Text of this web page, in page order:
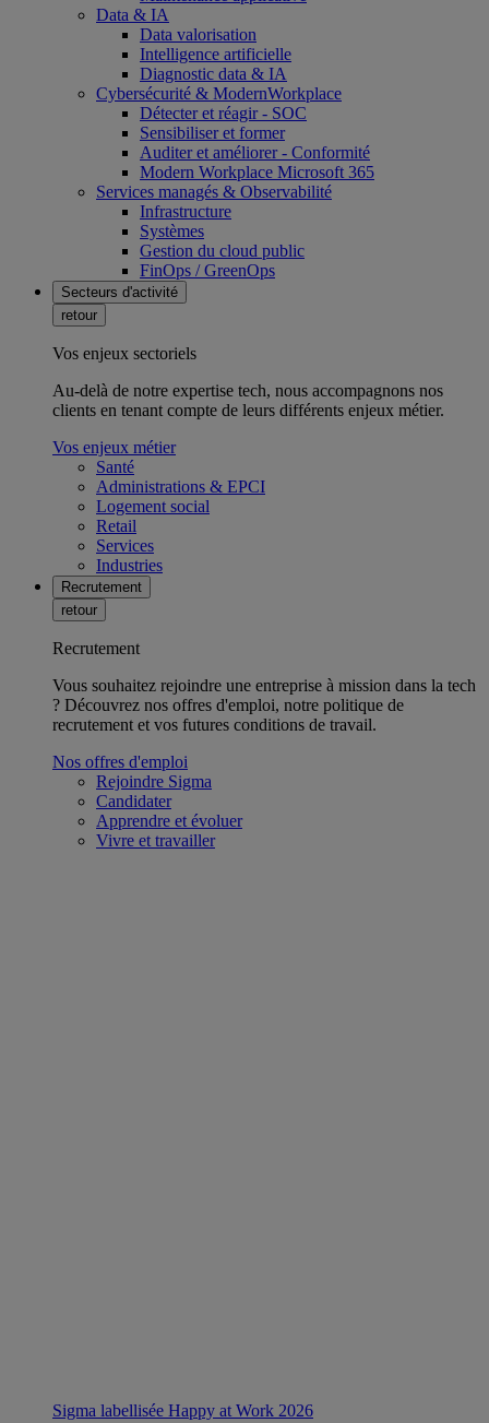
Data & IA
Data valorisation
Intelligence artificielle
Diagnostic data & IA
Cybersécurité & ModernWorkplace
Détecter et réagir - SOC
Sensibiliser et former
Auditer et améliorer - Conformité
Modern Workplace Microsoft 365
Services managés & Observabilité
Infrastructure
Systèmes
Gestion du cloud public
FinOps / GreenOps
Secteurs d'activité
retour
Vos enjeux sectoriels
Au-delà de notre expertise tech, nous accompagnons nos
clients en tenant compte de leurs différents enjeux métier.
Vos enjeux métier
Santé
Administrations & EPCI
Logement social
Retail
Services
Industries
Recrutement
retour
Recrutement
Vous souhaitez rejoindre une entreprise à mission dans la tech
? Découvrez nos offres d'emploi, notre politique de
recrutement et vos futures conditions de travail.
Nos offres d'emploi
Rejoindre Sigma
Candidater
Apprendre et évoluer
Vivre et travailler
Sigma labellisée Happy at Work 2026